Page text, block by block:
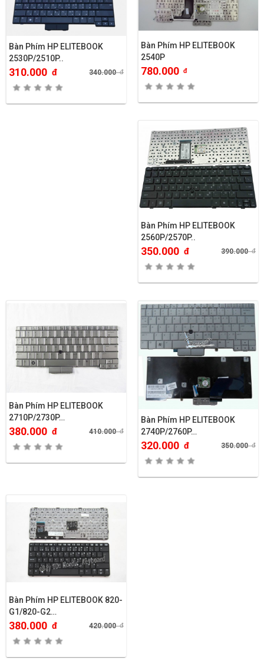
Bàn Phím HP ELITEBOOK
2530P/2510P..
310.000 đ 340.000đ
Bàn Phím HP ELITEBOOK
2540P
780.000 đ
Bàn Phím HP ELITEBOOK
2560P/2570P..
350.000 đ 390.000đ
Bàn Phím HP ELITEBOOK
2710P/2730P…
380.000 đ 410.000đ
Bàn Phím HP ELITEBOOK
2740P/2760P…
320.000 đ 350.000đ
Bàn Phím HP ELITEBOOK 820-
G1/820-G2…
380.000 đ 420.000đ